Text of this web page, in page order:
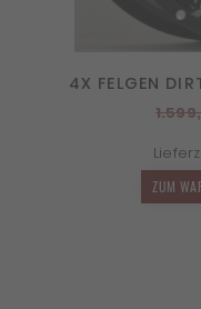
4X FELGEN
ZUM